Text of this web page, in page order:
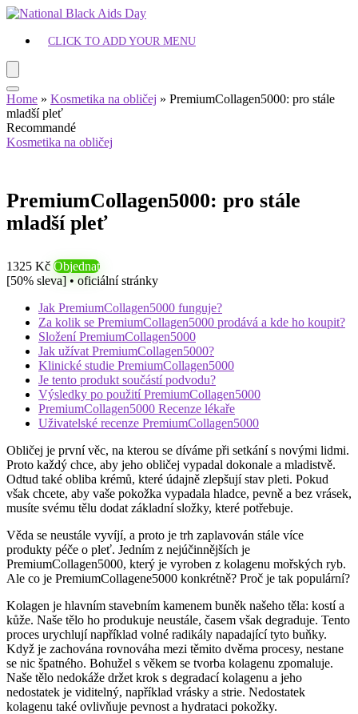
CLICK TO ADD YOUR MENU
Home » Kosmetika na obličej » PremiumCollagen5000: pro stále
mladší pleť
Recommandé
Kosmetika na obličej
PremiumCollagen5000: pro stále
mladší pleť
1325 Kč Objednat
[50% sleva] • oficiální stránky
Jak PremiumCollagen5000 funguje?
Za kolik se PremiumCollagen5000 prodává a kde ho koupit?
Složení PremiumCollagen5000
Jak užívat PremiumCollagen5000?
Klinické studie PremiumCollagen5000
Je tento produkt součástí podvodu?
Výsledky po použití PremiumCollagen5000
PremiumCollagen5000 Recenze lékaře
Uživatelské recenze PremiumCollagen5000
Obličej je první věc, na kterou se díváme při setkání s novými lidmi.
Proto každý chce, aby jeho obličej vypadal dokonale a mladistvě.
Odtud také obliba krémů, které údajně zlepšují stav pleti. Pokud
však chcete, aby vaše pokožka vypadala hladce, pevně a bez vrásek,
musíte svému tělu dodat základní složky, které potřebuje.
Věda se neustále vyvíjí, a proto je trh zaplavován stále více
produkty péče o pleť. Jedním z nejúčinnějších je
PremiumCollagen5000, který je vyroben z kolagenu mořských ryb.
Ale co je PremiumCollagene5000 konkrétně? Proč je tak populární?
Kolagen je hlavním stavebním kamenem buněk našeho těla: kostí a
kůže. Naše tělo ho produkuje neustále, časem však degraduje. Tento
proces urychlují například volné radikály napadající tyto buňky.
Když je zachována rovnováha mezi těmito dvěma procesy, nestane
se nic špatného. Bohužel s věkem se tvorba kolagenu zpomaluje.
Naše tělo nedokáže držet krok s degradací kolagenu a jeho
nedostatek je viditelný, například vrásky a strie. Nedostatek
kolagenu také ovlivňuje pevnost a hydrataci pokožky.